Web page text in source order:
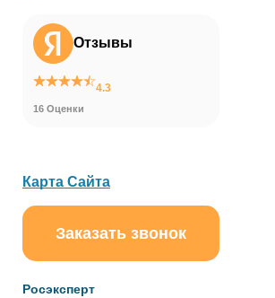
Отзывы
4.3
16 Оценки
Росэксперт
Карта Сайта
Заказать звонок
online